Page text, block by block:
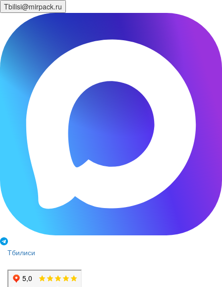
Tbilisi@mirpack.ru
Тбилиси